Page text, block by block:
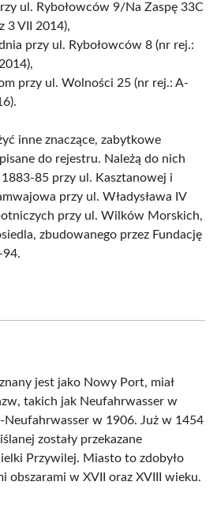
ul. Rybołowców 9/Na Zaspę 33C
3 VII 2014),
przy ul. Rybołowców 8 (nr rej.:
przy ul. Wolności 25 (nr rej.: A-
inne znaczące, zabytkowe
do rejestru. Należą do nich
1883-85 przy ul. Kasztanowej i
przy ul. Władysława IV
przy ul. Wilków Morskich,
zbudowanego przez Fundację
94.
jest jako Nowy Port, miał
takich jak Neufahrwasser w
Neufahrwasser w 1906. Już w 1454
zostały przekazane
Przywilej. Miasto to zdobyło
obszarami w XVII oraz XVIII wieku.